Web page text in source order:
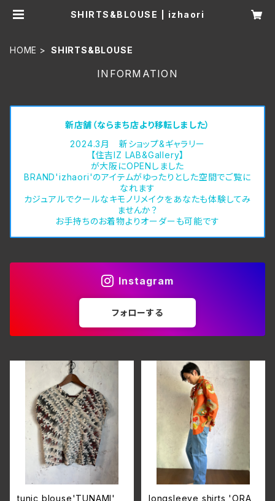
SHIRTS&BLOUSE | izhaori
HOME SHIRTS&BLOUSE
INFORMATION
新店舗（ならまち店より移転しました）
2024.3月 新ショップ&ギャラリー
【住吉IZ LAB&Gallery】
が大阪にOPENしました
BRAND'izhaori'のアイテムがゆったりとした空間でご覧に
なれます
カジュアルでクールなキモノリメイクをあなたも体験してみ
ませんか？
お手持ちのお着物よりオーダーも可能です
Instagram
フォローする
tunic blouse'TUNAMI'
longsleeve shirts 'ORA